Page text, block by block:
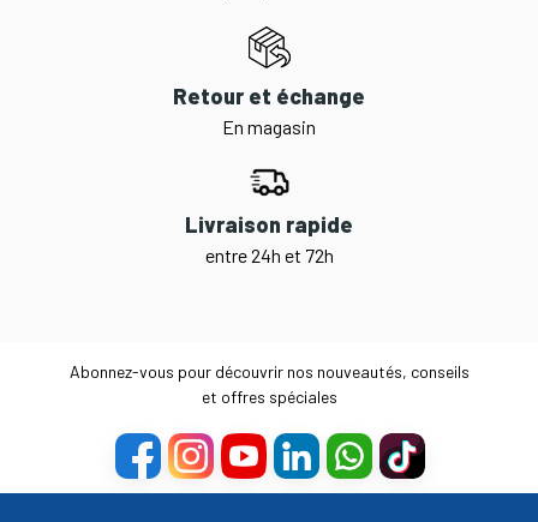
Retour et échange
En magasin
Livraison rapide
entre 24h et 72h
Abonnez-vous pour découvrir nos nouveautés, conseils
et offres spéciales